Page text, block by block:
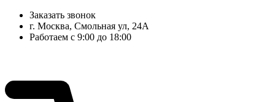
Заказать звонок
г. Москва, Смольная ул, 24А
Работаем с 9:00 до 18:00